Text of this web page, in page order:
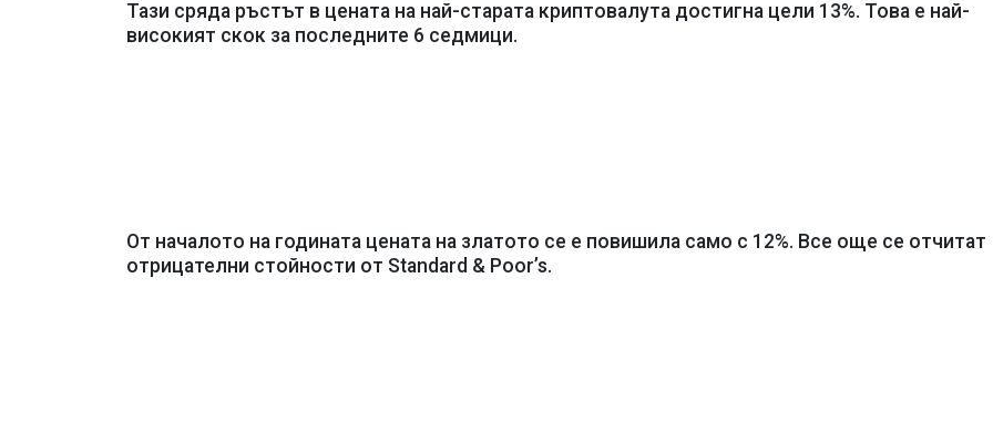
Тази сряда ръстът в цената на най-старата криптовалута достигна цели 13%. Това е най-
високият скок за последните 6 седмици.
От началото на годината цената на златото се е повишила само с 12%. Все още се отчитат
отрицателни стойности от Standard & Poor’s.